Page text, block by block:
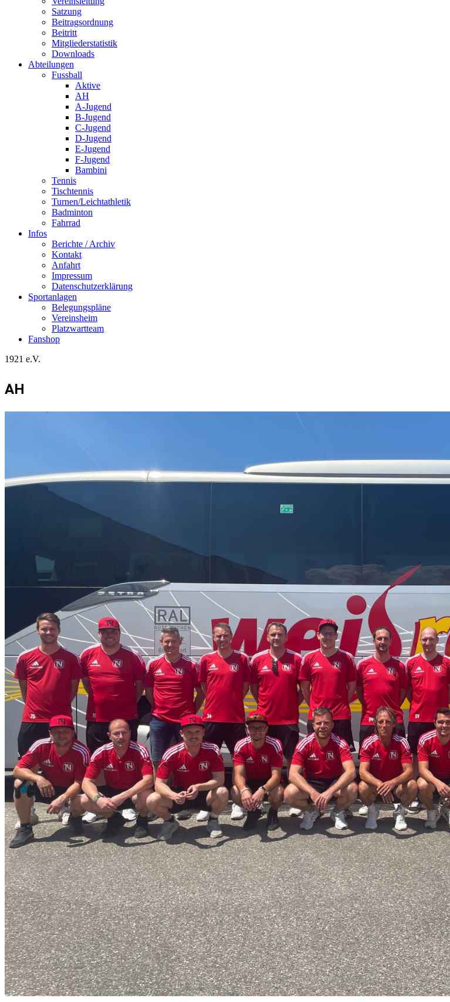
Satzung
Beitragsordnung
Beitritt
Mitgliederstatistik
Downloads
Abteilungen
Fussball
Aktive
AH
A-Jugend
B-Jugend
C-Jugend
D-Jugend
E-Jugend
F-Jugend
Bambini
Tennis
Tischtennis
Turnen/Leichtathletik
Badminton
Fahrrad
Infos
Berichte / Archiv
Kontakt
Anfahrt
Impressum
Datenschutzerklärung
Sportanlagen
Belegungspläne
Vereinsheim
Platzwartteam
Fanshop
1921 e.V.
AH